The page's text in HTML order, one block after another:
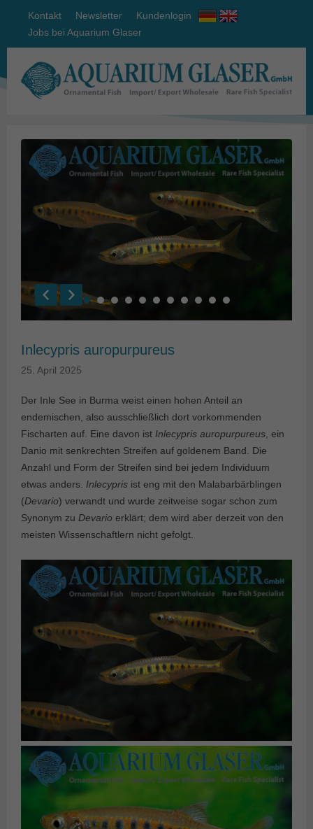
Kontakt Newsletter
Kundenlogin
Jobs bei Aquarium Glaser
Inlecypris auropurpureus
25. April 2025
Der Inle See in Burma weist einen hohen Anteil an
endemischen, also ausschließlich dort vorkommenden
Fischarten auf. Eine davon ist Inlecypris auropurpureus , ein
Danio mit senkrechten Streifen auf goldenem Band. Die
Anzahl und Form der Streifen sind bei jedem Individuum
etwas anders. Inlecypris ist eng mit den Malabarbärblingen
(Devario) verwandt und wurde zeitweise sogar schon zum
Synonym zu Devario erklärt; dem wird aber derzeit von den
meisten Wissenschaftlern nicht gefolgt.